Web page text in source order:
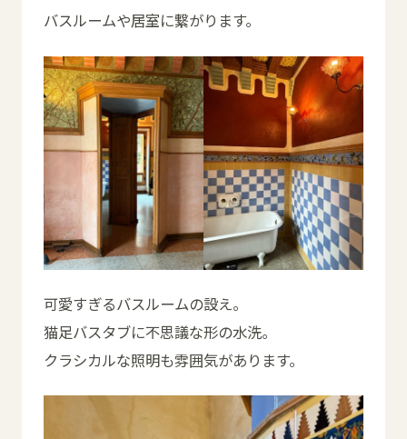
バスルームや居室に繋がります。
可愛すぎるバスルームの設え。
猫足バスタブに不思議な形の水洗。
クラシカルな照明も雰囲気があります。